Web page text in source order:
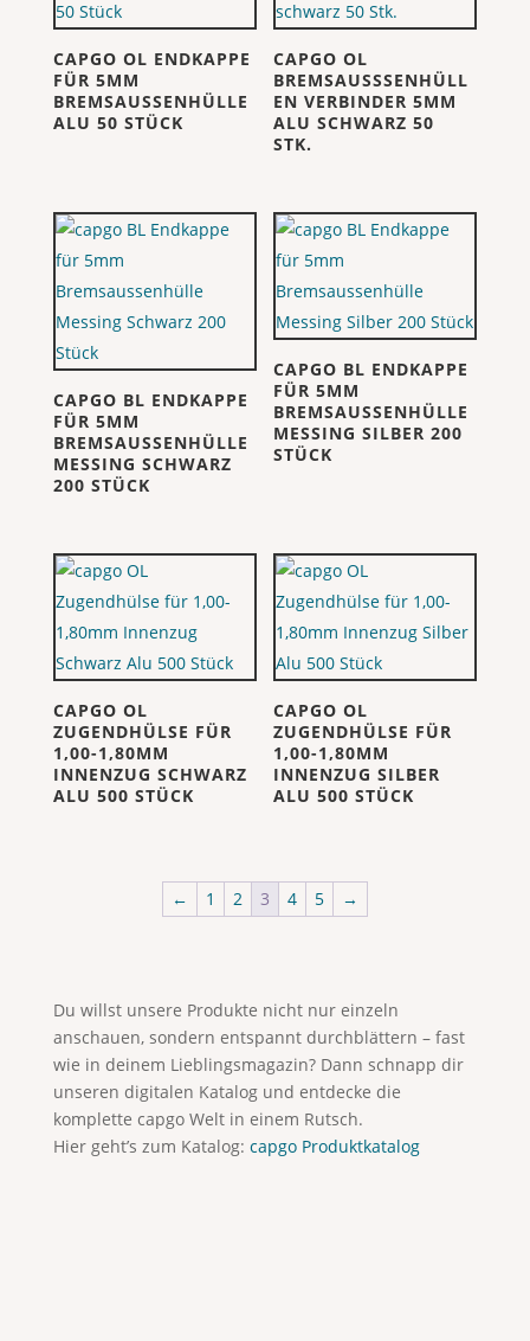
CAPGO OL ENDKAPPE
FÜR 5MM
BREMSAUSSENHÜLLE
ALU 50 STÜCK
CAPGO OL
BREMSAUSSSENHÜLL
EN VERBINDER 5MM
ALU SCHWARZ 50
STK.
CAPGO BL ENDKAPPE
FÜR 5MM
BREMSAUSSENHÜLLE
MESSING SCHWARZ
200 STÜCK
CAPGO BL ENDKAPPE
FÜR 5MM
BREMSAUSSENHÜLLE
MESSING SILBER 200
STÜCK
CAPGO OL
ZUGENDHÜLSE FÜR
1,00-1,80MM
INNENZUG SCHWARZ
ALU 500 STÜCK
CAPGO OL
ZUGENDHÜLSE FÜR
1,00-1,80MM
INNENZUG SILBER
ALU 500 STÜCK
← 1 2 3 4 5 →
Du willst unsere Produkte nicht nur einzeln
anschauen, sondern entspannt durchblättern – fast
wie in deinem Lieblingsmagazin? Dann schnapp dir
unseren digitalen Katalog und entdecke die
komplette capgo Welt in einem Rutsch.
Hier geht’s zum Katalog: capgo Produktkatalog